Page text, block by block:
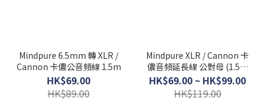
Mindpure 6.5mm 轉 XLR /
Cannon 卡儂公音頻線 1.5m
HK$69.00
HK$89.00
Mindpure XLR / Cannon 卡
儂音頻延長線 公對母 (1.5m
- 5m)
HK$69.00 ~ HK$99.00
HK$119.00